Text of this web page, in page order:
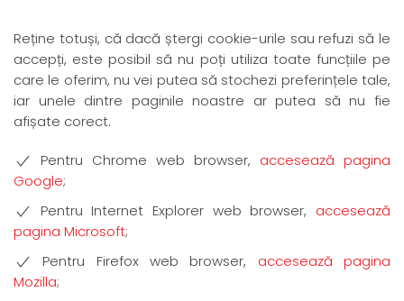
Reține totuși, că dacă ștergi cookie-urile sau refuzi să le
accepți, este posibil să nu poți utiliza toate funcțiile pe
care le oferim, nu vei putea să stochezi preferințele tale,
iar unele dintre paginile noastre ar putea să nu fie
afișate corect.
Pentru Chrome web browser, accesează pagina
Google;
Pentru Internet Explorer web browser, accesează
pagina Microsoft;
Pentru Firefox web browser, accesează pagina
Mozilla;